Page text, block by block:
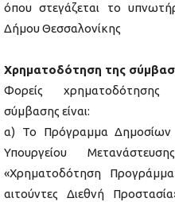
όπου στεγάζεται το
Δήμου Θεσσαλονίκης
Χρηματοδότηση της
Φορείς
σύμβασης είναι:
α) Το Πρόγραμμα Δημοσίων
Υπουργείου
«Χρηματοδότηση
αιτούντες Διεθνή